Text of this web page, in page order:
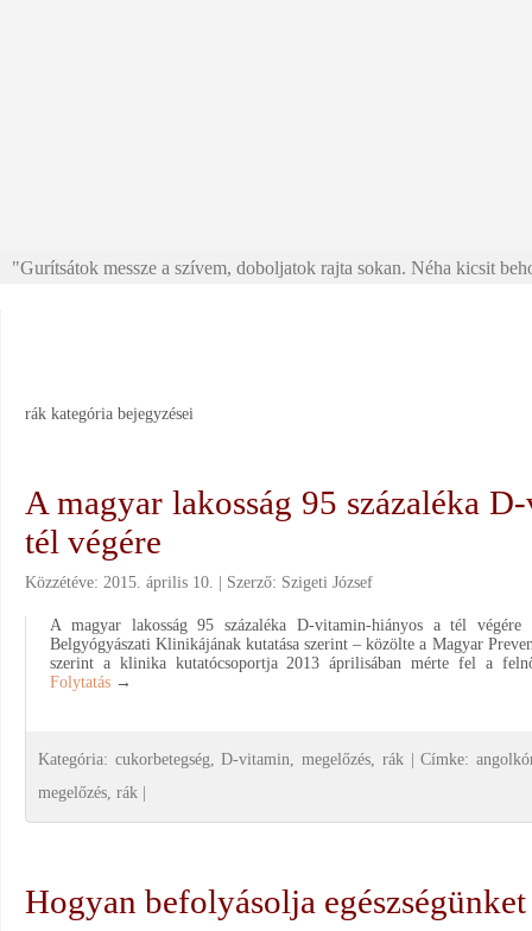
"Gurítsátok messze a szívem, doboljatok rajta sokan. Néha kicsit
rák kategória bejegyzései
A magyar lakosság 95 százaléka
tél végére
Közzétéve: 2015. április 10. Szerző: Szigeti József
A magyar lakosság 95 százaléka D-vitamin-hiányos a tél
Belgyógyászati Klinikájának kutatása szerint – közölte a Magyar
szerint a klinika kutatócsoportja 2013 áprilisában mérte fel a
Folytatás →
Kategória: cukorbetegség ,D-vitamin ,megelőzés rák |Címke:
megelőzés rák
Hogyan befolyásolja egészségünket